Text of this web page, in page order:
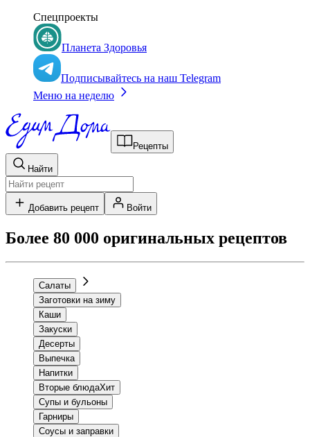
Спецпроекты
Планета Здоровья
Подписывайтесь на наш Telegram
Меню на неделю
Рецепты
Найти
Добавить рецепт Войти
Более 80 000 оригинальных рецептов
Салаты
Заготовки на зиму
Каши
Закуски
Десерты
Выпечка
Напитки
Вторые блюдаХит
Супы и бульоны
Гарниры
Соусы и заправки